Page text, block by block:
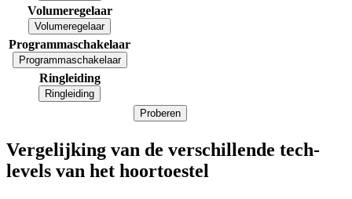
Volumeregelaar
Volumeregelaar
Programmaschakelaar
Programmaschakelaar
Ringleiding
Ringleiding
Proberen
Vergelijking van de verschillende tech-
levels van het hoortoestel